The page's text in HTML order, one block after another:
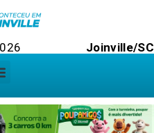
Joinville/SC